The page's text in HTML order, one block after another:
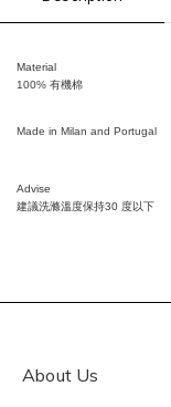
Material
100% 有機棉
Made in Milan and Portugal
Advise
建議洗滌溫度保持30 度以下
About Us